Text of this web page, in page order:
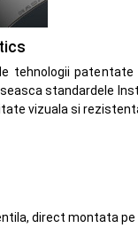
tehnologii
standardele
vizuala si
direct montata pe